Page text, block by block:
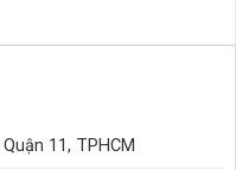
11, TPHCM